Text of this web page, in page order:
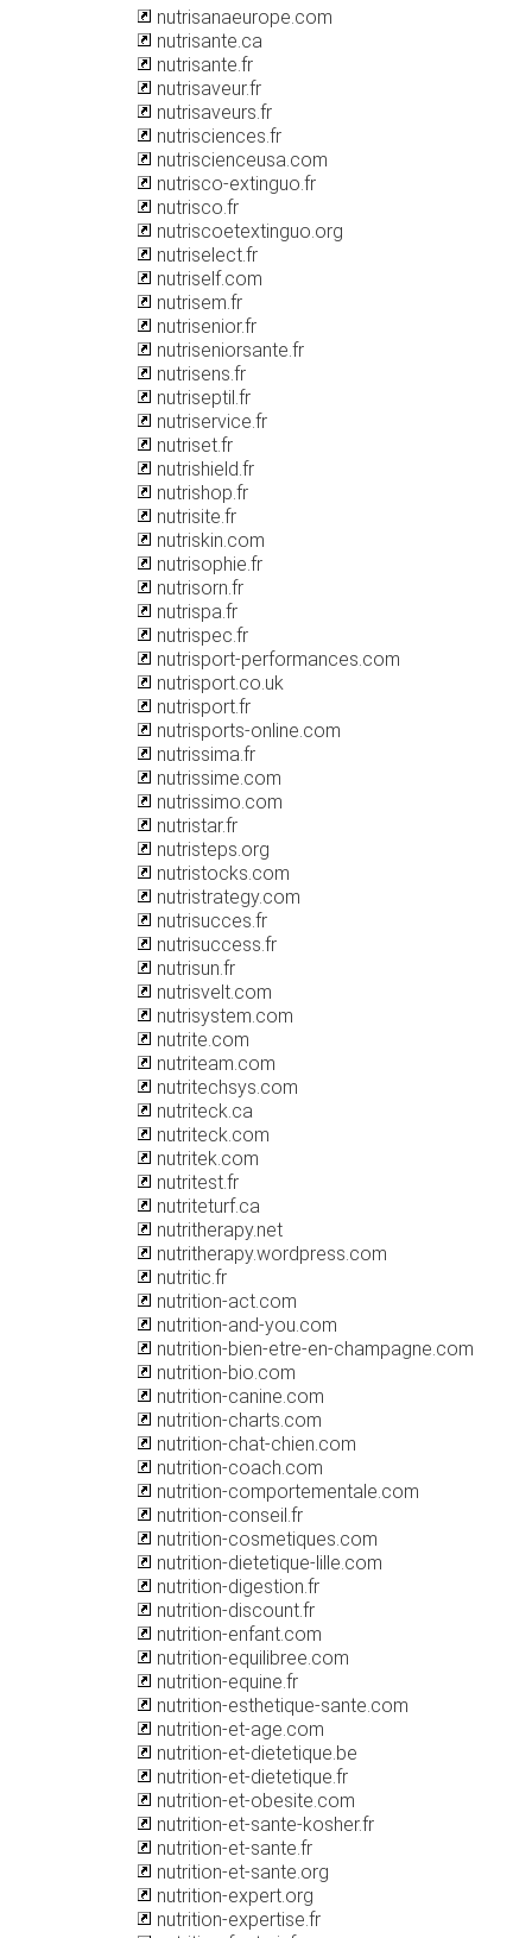
nutrisanaeurope.com
nutrisante.ca
nutrisante.fr
nutrisaveur.fr
nutrisaveurs.fr
nutrisciences.fr
nutriscienceusa.com
nutrisco-extinguo.fr
nutrisco.fr
nutriscoetextinguo.org
nutriselect.fr
nutriself.com
nutrisem.fr
nutrisenior.fr
nutriseniorsante.fr
nutrisens.fr
nutriseptil.fr
nutriservice.fr
nutriset.fr
nutrishield.fr
nutrishop.fr
nutrisite.fr
nutriskin.com
nutrisophie.fr
nutrisorn.fr
nutrispa.fr
nutrispec.fr
nutrisport-performances.com
nutrisport.co.uk
nutrisport.fr
nutrisports-online.com
nutrissima.fr
nutrissime.com
nutrissimo.com
nutristar.fr
nutristeps.org
nutristocks.com
nutristrategy.com
nutrisucces.fr
nutrisuccess.fr
nutrisun.fr
nutrisvelt.com
nutrisystem.com
nutrite.com
nutriteam.com
nutritechsys.com
nutriteck.ca
nutriteck.com
nutritek.com
nutritest.fr
nutriteturf.ca
nutritherapy.net
nutritherapy.wordpress.com
nutritic.fr
nutrition-act.com
nutrition-and-you.com
nutrition-bien-etre-en-champagne.com
nutrition-bio.com
nutrition-canine.com
nutrition-charts.com
nutrition-chat-chien.com
nutrition-coach.com
nutrition-comportementale.com
nutrition-conseil.fr
nutrition-cosmetiques.com
nutrition-dietetique-lille.com
nutrition-digestion.fr
nutrition-discount.fr
nutrition-enfant.com
nutrition-equilibree.com
nutrition-equine.fr
nutrition-esthetique-sante.com
nutrition-et-age.com
nutrition-et-dietetique.be
nutrition-et-dietetique.fr
nutrition-et-obesite.com
nutrition-et-sante-kosher.fr
nutrition-et-sante.fr
nutrition-et-sante.org
nutrition-expert.org
nutrition-expertise.fr